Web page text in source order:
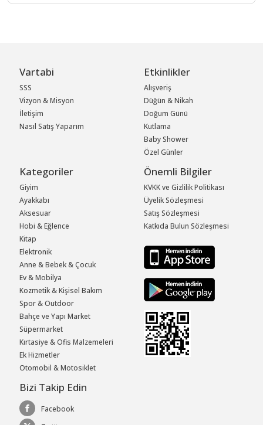
Vartabi
SSS
Vizyon & Misyon
İletişim
Nasıl Satış Yaparım
Etkinlikler
Alışveriş
Düğün & Nikah
Doğum Günü
Kutlama
Baby Shower
Özel Günler
Kategoriler
Giyim
Ayakkabı
Aksesuar
Hobi & Eğlence
Kitap
Elektronik
Anne & Bebek & Çocuk
Ev & Mobilya
Kozmetik & Kişisel Bakım
Spor & Outdoor
Bahçe ve Yapı Market
Süpermarket
Kırtasiye & Ofis Malzemeleri
Ek Hizmetler
Otomobil & Motosiklet
Önemli Bilgiler
KVKK ve Gizlilik Politikası
Üyelik Sözleşmesi
Satış Sözleşmesi
Katkıda Bulun Sözleşmesi
Bizi Takip Edin
Facebook